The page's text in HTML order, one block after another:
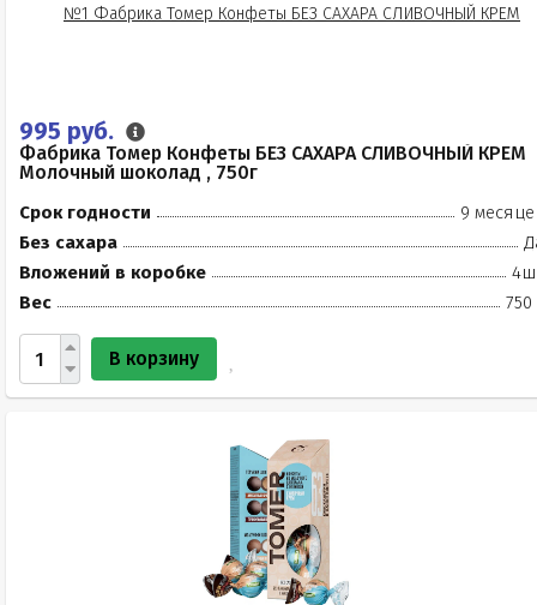
995 руб.
Фабрика Томер Конфеты БЕЗ САХАРА СЛИВОЧНЫЙ КРЕМ
Молочный шоколад , 750г
Срок годности
9
Без сахара
Вложений в коробке
Вес
750
В корзину